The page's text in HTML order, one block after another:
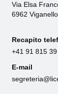
Via Elsa
6962 Viganello
Recapito
+41 91 815 39
E-mail